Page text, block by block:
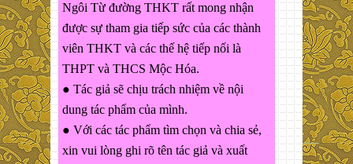
Ngôi Từ đường THKT rất mong nhận
được sự tham gia tiếp sức của các thành
viên THKT và các thế hệ tiếp nối là
THPT và THCS Mộc Hóa.
● Tác giả sẽ chịu trách nhiệm về nội
dung tác phẩm của mình.
● Với các tác phẩm tìm chọn và chia sẻ,
xin vui lòng ghi rõ tên tác giả và xuất